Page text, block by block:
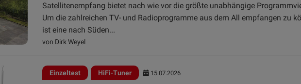
Satellitenempfang bietet nach wie vor die größte unabhängige
Um die zahlreichen TV- und Radioprogramme aus dem All empfangen zu
ist eine nach Süden...
von Dirk Weyel
Einzeltest HiFi-Tuner 15.07.2026